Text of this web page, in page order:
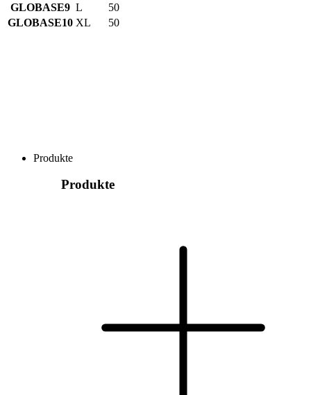
GLOBASE9 L
50
GLOBASE10 XL 50
Produkte
Produkte